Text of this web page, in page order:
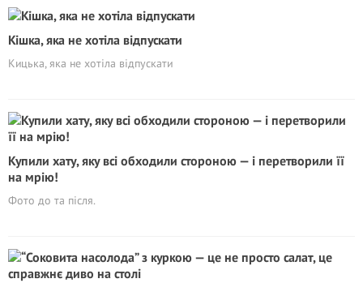
Кішка, яка не хотіла відпускати
Кицька, яка не хотіла відпускати
Купили хату, яку всі обходили стороною — і перетворили її
на мрію!
Фото до та після.